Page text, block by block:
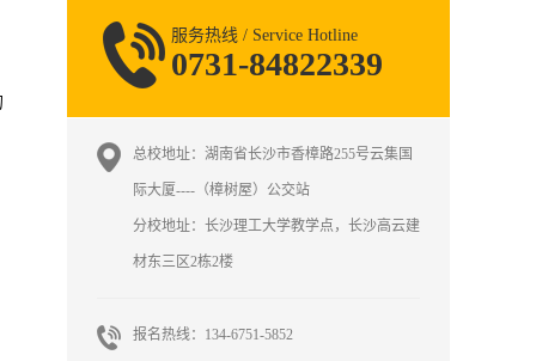
水...
服务热线 / Service Hotline
0731-84822339
总校地址：湖南省长沙市香樟路255号云集国
际大厦----（樟树屋）公交站
分校地址：长沙理工大学教学点，长沙高云建
材东三区2栋2楼
报名热线：134-6751-5852